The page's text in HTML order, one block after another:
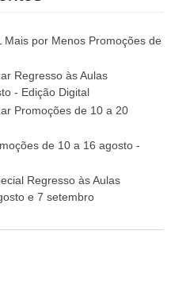
Mais por Menos Promoções de
Regresso às Aulas
- Edição Digital
Promoções de 10 a 20
de 10 a 16 agosto -
Regresso às Aulas
e 7 setembro